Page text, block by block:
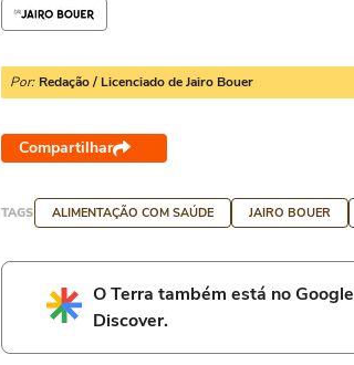
Por: Redação / Licenciado de Jairo Bouer
Compartilhar
TAGS ALIMENTAÇÃO COM SAÚDE JAIRO BOUER
O Terra também está no Google
Discover.